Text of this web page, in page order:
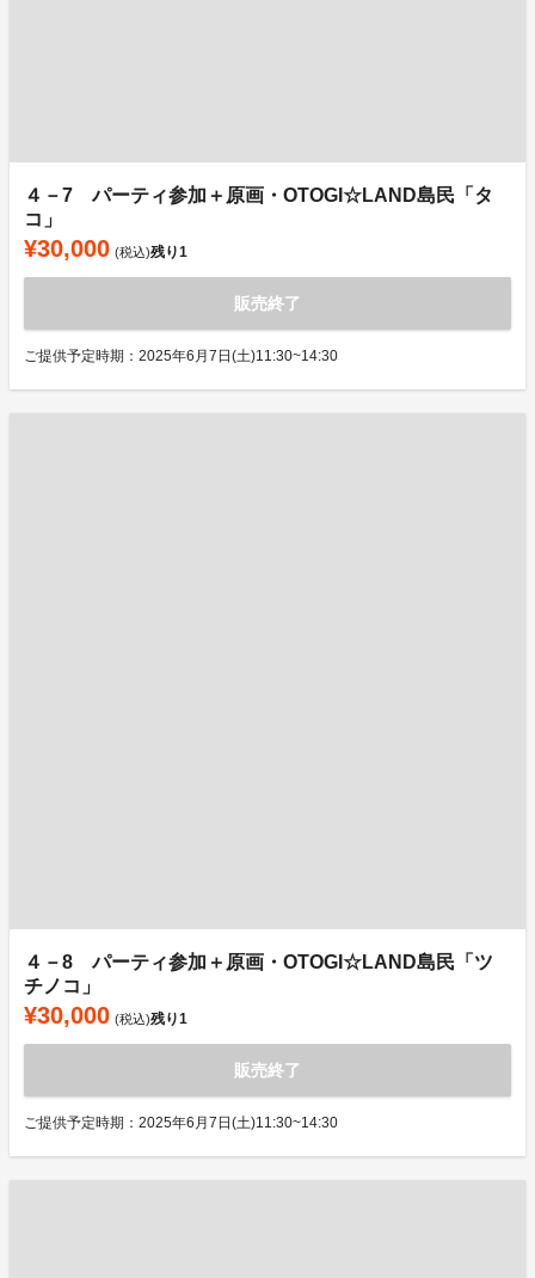
４－7 パーティ参加＋原画・OTOGI☆LAND島民「タ
コ」
¥30,000 (税込)残り1
販売終了
ご提供予定時期：2025年6月7日(土)11:30~14:30
４－8 パーティ参加＋原画・OTOGI☆LAND島民「ツ
チノコ」
¥30,000 (税込)残り1
販売終了
ご提供予定時期：2025年6月7日(土)11:30~14:30